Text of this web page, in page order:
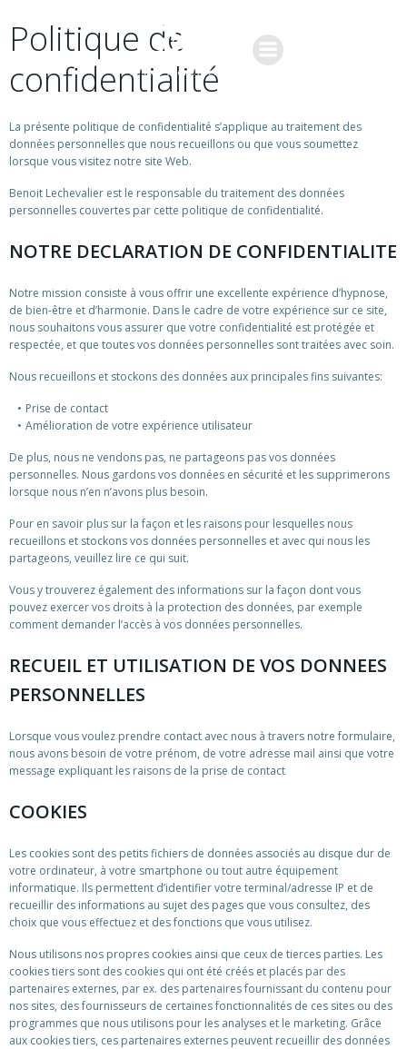
contenu
Politique de
confidentialité
La présente politique de confidentialité s’applique au traitement des
données personnelles que nous recueillons ou que vous soumettez
lorsque vous visitez notre site Web.
Benoit Lechevalier est le responsable du traitement des données
personnelles couvertes par cette politique de confidentialité.
NOTRE DECLARATION DE CONFIDENTIALITE
Notre mission consiste à vous offrir une excellente expérience d’hypnose,
de bien-être et d’harmonie. Dans le cadre de votre expérience sur ce site,
nous souhaitons vous assurer que votre confidentialité est protégée et
respectée, et que toutes vos données personnelles sont traitées avec soin.
Nous recueillons et stockons des données aux principales fins suivantes:
Prise de contact
Amélioration de votre expérience utilisateur
De plus, nous ne vendons pas, ne partageons pas vos données
personnelles. Nous gardons vos données en sécurité et les supprimerons
lorsque nous n’en n’avons plus besoin.
Pour en savoir plus sur la façon et les raisons pour lesquelles nous
recueillons et stockons vos données personnelles et avec qui nous les
partageons, veuillez lire ce qui suit.
Vous y trouverez également des informations sur la façon dont vous
pouvez exercer vos droits à la protection des données, par exemple
comment demander l’accès à vos données personnelles.
RECUEIL ET UTILISATION DE VOS DONNEES
PERSONNELLES
Lorsque vous voulez prendre contact avec nous à travers notre formulaire,
nous avons besoin de votre prénom, de votre adresse mail ainsi que votre
message expliquant les raisons de la prise de contact
COOKIES
Les cookies sont des petits fichiers de données associés au disque dur de
votre ordinateur, à votre smartphone ou tout autre équipement
informatique. Ils permettent d’identifier votre terminal/adresse IP et de
recueillir des informations au sujet des pages que vous consultez, des
choix que vous effectuez et des fonctions que vous utilisez.
Nous utilisons nos propres cookies ainsi que ceux de tierces parties. Les
cookies tiers sont des cookies qui ont été créés et placés par des
partenaires externes, par ex. des partenaires fournissant du contenu pour
nos sites, des fournisseurs de certaines fonctionnalités de ces sites ou des
programmes que nous utilisons pour les analyses et le marketing. Grâce
aux cookies tiers, ces partenaires externes peuvent recueillir des données